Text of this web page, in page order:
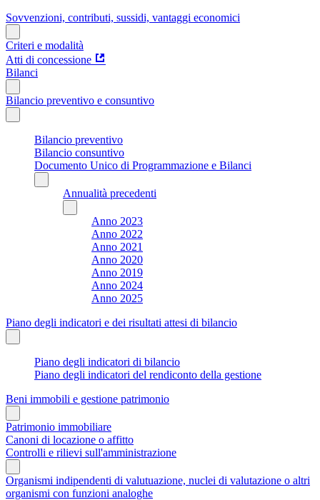
Sovvenzioni, contributi, sussidi, vantaggi economici
Criteri e modalità
Atti di concessione
Bilanci
Bilancio preventivo e consuntivo
Bilancio preventivo
Bilancio consuntivo
Documento Unico di Programmazione e Bilanci
Annualità precedenti
Anno 2023
Anno 2022
Anno 2021
Anno 2020
Anno 2019
Anno 2024
Anno 2025
Piano degli indicatori e dei risultati attesi di bilancio
Piano degli indicatori di bilancio
Piano degli indicatori del rendiconto della gestione
Beni immobili e gestione patrimonio
Patrimonio immobiliare
Canoni di locazione o affitto
Controlli e rilievi sull'amministrazione
Organismi indipendenti di valutuazione, nuclei di valutazione o altri
organismi con funzioni analoghe